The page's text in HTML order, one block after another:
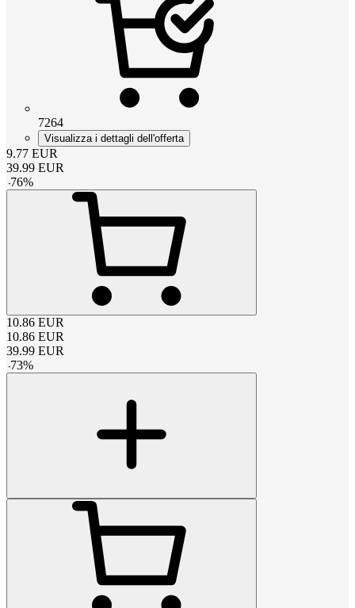
7264
Visualizza i dettagli dell'offerta
9.77 EUR
39.99 EUR
-76%
10.86 EUR
10.86 EUR
39.99 EUR
-73%